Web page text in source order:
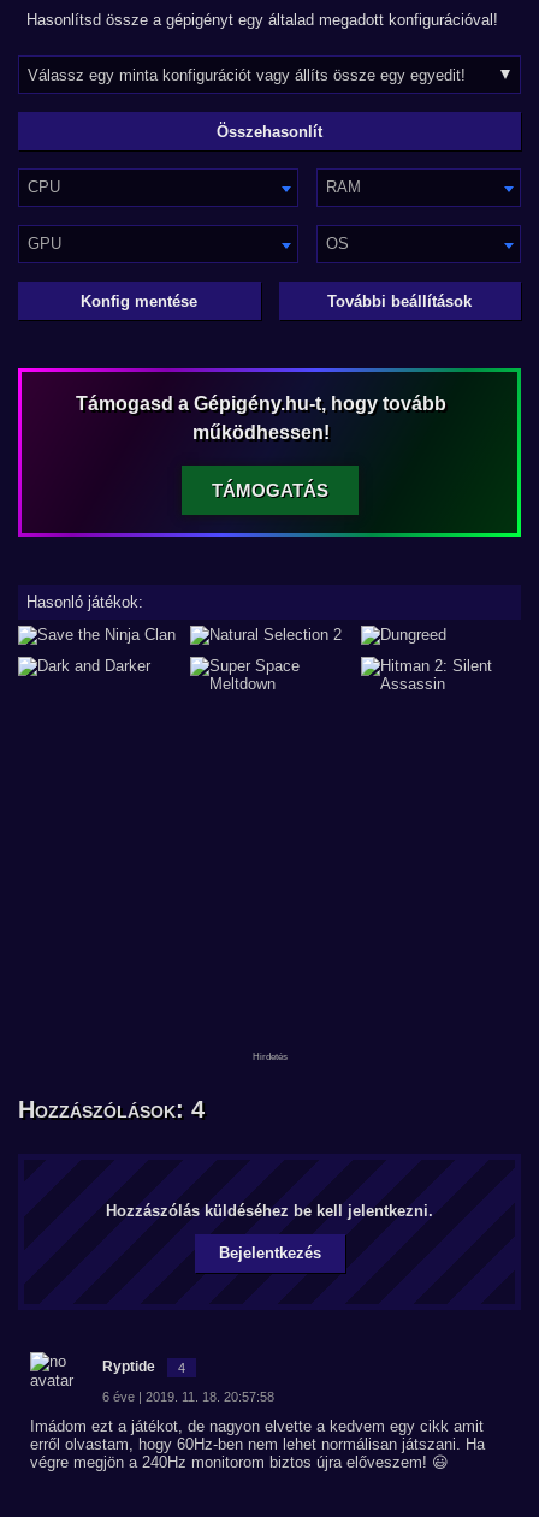
Hasonlítsd össze a gépigényt egy általad megadott konfigurációval!
CPU RAM
GPU OS
Konfig mentése További beállítások
Támogasd a Gépigény.hu-t, hogy tovább
működhessen!
TÁMOGATÁS
Hasonló játékok:
Hozzászólások: 4
Hozzászólás küldéséhez be kell jelentkezni.
Bejelentkezés
Ryptide 4
6 éve | 2019. 11. 18. 20:57:58
Imádom ezt a játékot, de nagyon elvette a kedvem egy cikk amit
erről olvastam, hogy 60Hz-ben nem lehet normálisan játszani. Ha
végre megjön a 240Hz monitorom biztos újra előveszem! 😃